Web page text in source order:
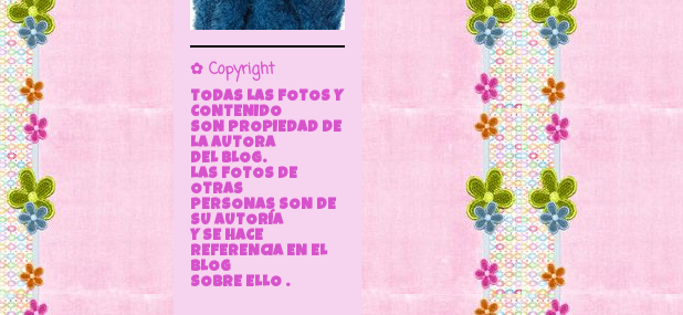
✿ Copyright
TODAS LAS FOTOS Y
CONTENIDO
SON PROPIEDAD DE
LA AUTORA
DEL BLOG.
LAS FOTOS DE
OTRAS
PERSONAS SON DE
SU AUTORÍA
Y SE HACE
REFERENCIA EN EL
BLOG
SOBRE ELLO .